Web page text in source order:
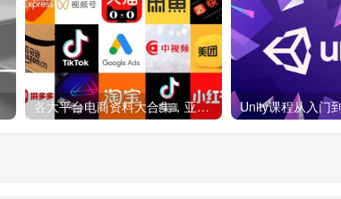
各大平台电商资料大合集，亚马逊+抖音+tiktok+美团+拼多多+淘宝+美团几十个平台 Unity课程从入门